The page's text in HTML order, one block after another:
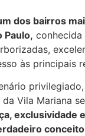
dos bairros
Paulo,
às principais
Vila Mariana
exclusividade